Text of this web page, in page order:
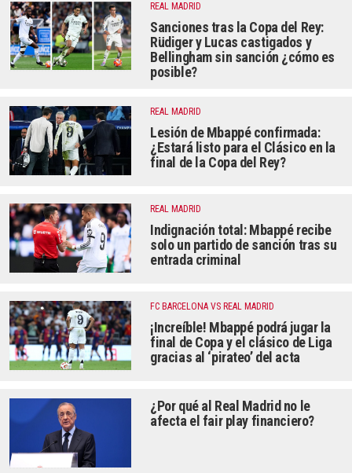
REAL MADRID
Sanciones tras la Copa del Rey:
Rüdiger y Lucas castigados y
Bellingham sin sanción ¿cómo es
posible?
REAL MADRID
Lesión de Mbappé confirmada:
¿Estará listo para el Clásico en la
final de la Copa del Rey?
REAL MADRID
Indignación total: Mbappé recibe
solo un partido de sanción tras su
entrada criminal
FC BARCELONA VS REAL MADRID
¡Increíble! Mbappé podrá jugar la
final de Copa y el clásico de Liga
gracias al ‘pirateo’ del acta
¿Por qué al Real Madrid no le
afecta el fair play financiero?